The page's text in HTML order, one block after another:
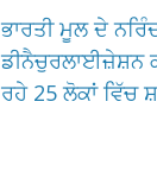
ਭਾਰਤੀ ਮੂਲ ਦੇ
ਡੀਨੈਚੁਰਲਾਈਜ਼ੇਸ਼ਨ
ਰਹੇ 25 ਲੋਕਾਂ ਵਿੱਚ